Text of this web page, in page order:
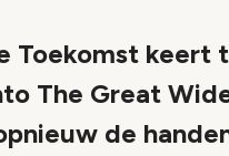
Toekomst keert
The Great
de